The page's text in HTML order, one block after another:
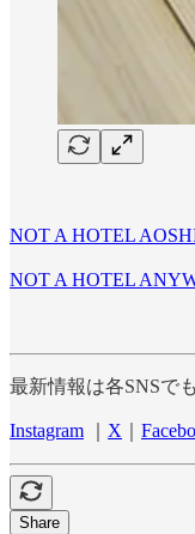
NOT A HOTEL
NOT A HOTEL
最新情報は各SNSで
Instagram X
Share